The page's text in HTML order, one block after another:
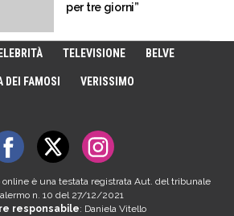
per tre giorni”
TELEVISIONE BELVE
DEI FAMOSI VERISSIMO
online è una testata registrata Aut. del tribunale
n. 10 del 27/12/2021
responsabile: Daniela Vitello